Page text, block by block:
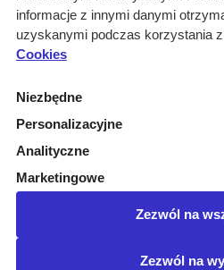
Menu
O nas
Rozwiązania
Monitoring
Kontakt
informacje z innymi danymi
uzyskanymi podczas korzystania z
Cookies
Niezbędne
Personalizacyjne
Analityczne
Marketingowe
Zezwól na
Zezwól na